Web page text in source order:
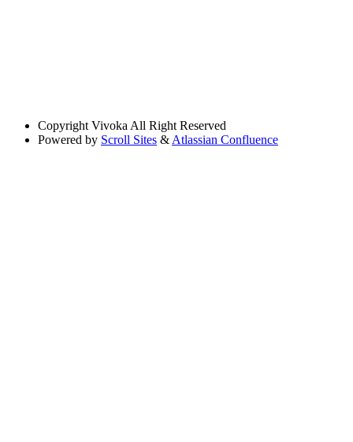
Copyright Vivoka All Right Reserved
Powered by Scroll Sites & Atlassian Confluence